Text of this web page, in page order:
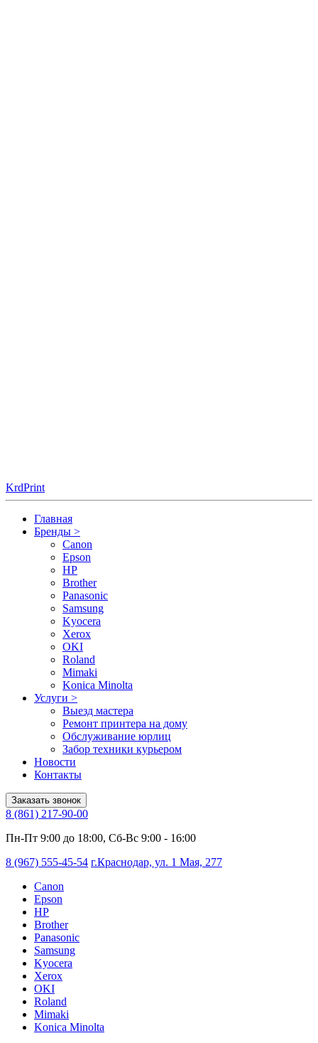
KrdPrint
Главная
Бренды >
Canon
Epson
HP
Brother
Panasonic
Samsung
Kyocera
Xerox
OKI
Roland
Mimaki
Konica Minolta
Услуги >
Выезд мастера
Ремонт принтера на дому
Обслуживание юрлиц
Забор техники курьером
Новости
Контакты
Заказать звонок
8 (861) 217-90-00
Пн-Пт 9:00 до 18:00, Сб-Вс 9:00 - 16:00
8 (967) 555-45-54 г.Краснодар, ул. 1 Мая, 277
Canon
Epson
HP
Brother
Panasonic
Samsung
Kyocera
Xerox
OKI
Roland
Mimaki
Konica Minolta